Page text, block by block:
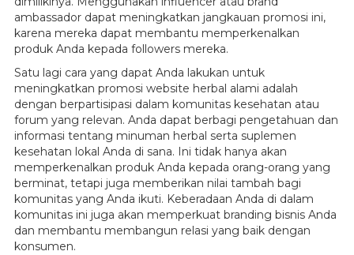
ambassador dapat meningkatkan jangkauan promosi ini,
karena mereka dapat membantu memperkenalkan
produk Anda kepada followers mereka.
Satu lagi cara yang dapat Anda lakukan untuk
meningkatkan promosi website herbal alami adalah
dengan berpartisipasi dalam komunitas kesehatan atau
forum yang relevan. Anda dapat berbagi pengetahuan dan
informasi tentang minuman herbal serta suplemen
kesehatan lokal Anda di sana. Ini tidak hanya akan
memperkenalkan produk Anda kepada orang-orang yang
berminat, tetapi juga memberikan nilai tambah bagi
komunitas yang Anda ikuti. Keberadaan Anda di dalam
komunitas ini juga akan memperkuat branding bisnis Anda
dan membantu membangun relasi yang baik dengan
konsumen.